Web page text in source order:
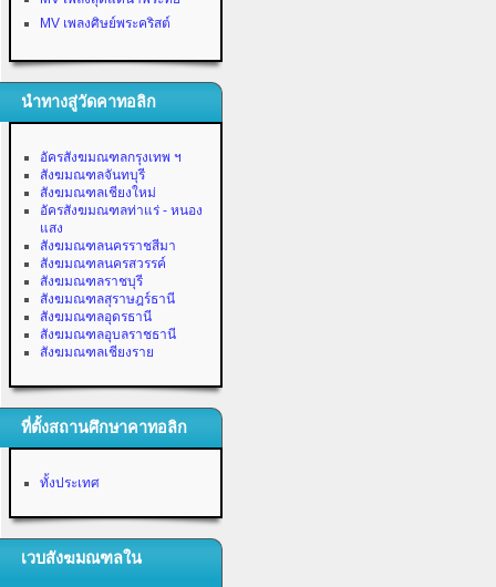
MV เพลงศิษย์พระคริสต์
นำทางสู่วัดคาทอลิก
อัครสังฆมณฑลกรุงเทพ ฯ
สังฆมณฑลจันทบุรี
สังฆมณฑลเชียงใหม่
อัครสังฆมณฑลท่าแร่ - หนอง
แสง
สังฆมณฑลนครราชสีมา
สังฆมณฑลนครสวรรค์
สังฆมณฑลราชบุรี
สังฆมณฑลสุราษฎร์ธานี
สังฆมณฑลอุดรธานี
สังฆมณฑลอุบลราชธานี
สังฆมณฑลเชียงราย
ที่ตั้งสถานศึกษาคาทอลิก
ทั้งประเทศ
เวบสังฆมณฑลใน